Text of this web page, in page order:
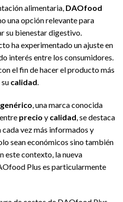
alimentaria, DAOfood
una opción relevante para
su bienestar digestivo.
ha experimentado un ajuste en
interés entre los consumidores.
el fin de hacer el producto más
calidad.
, una marca conocida
precio y calidad, se destaca
vez más informados y
sean económicos sino también
este contexto, la nueva
Plus es particularmente